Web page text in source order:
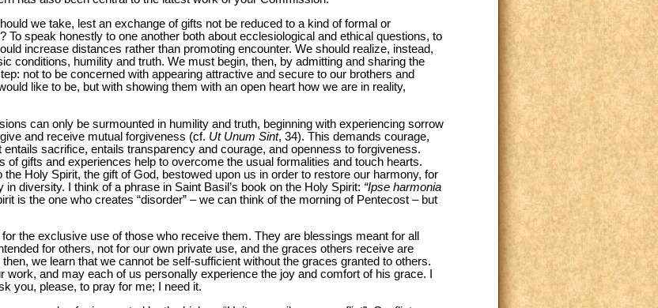
we take, lest an exchange of gifts not be reduced to a kind of formal or
To speak honestly to one another both about ecclesiological and ethical questions, to
increase distances rather than promoting encounter. We should realize, instead,
conditions, humility and truth. We must begin, then, by admitting and sharing the
not to be concerned with appearing attractive and secure to our brothers and
like to be, but with showing them with an open heart how we are in reality,
can only be surmounted in humility and truth, beginning with experiencing sorrow
and receive mutual forgiveness (cf. Ut Unum Sint, 34). This demands courage,
sacrifice, entails transparency and courage, and openness to forgiveness.
gifts and experiences help to overcome the usual formalities and touch hearts.
Holy Spirit, the gift of God, bestowed upon us in order to restore our harmony, for
diversity. I think of a phrase in Saint Basil’s book on the Holy Spirit: “Ipse harmonia
is the one who creates “disorder” – we can think of the morning of Pentecost – but
the exclusive use of those who receive them. They are blessings meant for all
for others, not for our own private use, and the graces others receive are
we learn that we cannot be self-sufficient without the graces granted to others.
work, and may each of us personally experience the joy and comfort of his grace. I
you, please, to pray for me; I need it.